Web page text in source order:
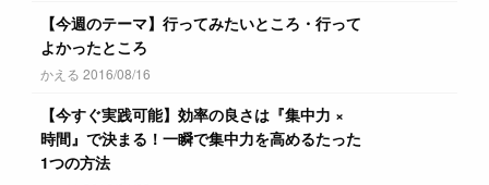
【今週のテーマ】行ってみたいところ・行って
よかったところ
かえる 2016/08/16
【今すぐ実践可能】効率の良さは『集中力 ×
時間』で決まる！一瞬で集中力を高めるたった
1つの方法